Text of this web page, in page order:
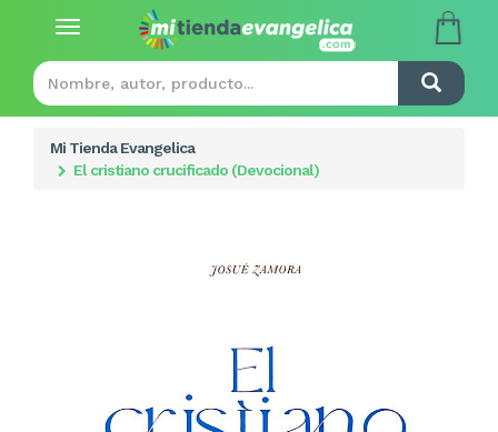
Toggle
Mi Tienda Evangelica
El cristiano crucificado (Devocional)